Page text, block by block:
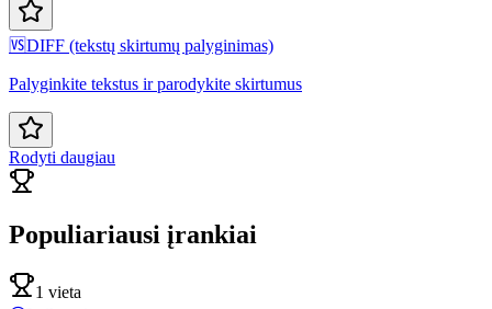
🆚DIFF (tekstų skirtumų palyginimas)
Palyginkite tekstus ir parodykite skirtumus
Rodyti daugiau
Populiariausi įrankiai
1 vieta